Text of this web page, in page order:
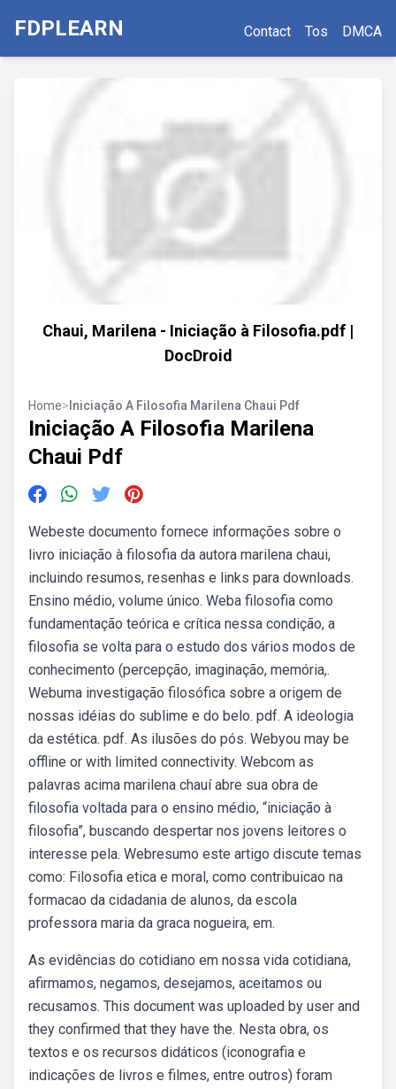
FDPLEARN Contact Tos DMCA
Chaui, Marilena - Iniciação à Filosofia.pdf |
DocDroid
Home> Iniciação A Filosofia Marilena Chaui Pdf
Iniciação A Filosofia Marilena
Chaui Pdf
Webeste documento fornece informações sobre o
livro iniciação à filosofia da autora marilena chaui,
incluindo resumos, resenhas e links para downloads.
Ensino médio, volume único. Weba filosofia como
fundamentação teórica e crítica nessa condição, a
filosofia se volta para o estudo dos vários modos de
conhecimento (percepção, imaginação, memória,.
Webuma investigação filosófica sobre a origem de
nossas idéias do sublime e do belo. pdf. A ideologia
da estética. pdf. As ilusões do pós. Webyou may be
offline or with limited connectivity. Webcom as
palavras acima marilena chauí abre sua obra de
filosofia voltada para o ensino médio, “iniciação à
filosofia”, buscando despertar nos jovens leitores o
interesse pela. Webresumo este artigo discute temas
como: Filosofia etica e moral, como contribuicao na
formacao da cidadania de alunos, da escola
professora maria da graca nogueira, em.
As evidências do cotidiano em nossa vida cotidiana,
afirmamos, negamos, desejamos, aceitamos ou
recusamos. This document was uploaded by user and
they confirmed that they have the. Nesta obra, os
textos e os recursos didáticos (iconografia e
indicações de livros e filmes, entre outros) foram